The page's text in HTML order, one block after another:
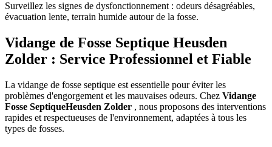
Surveillez les signes de dysfonctionnement : odeurs désagréables,
évacuation lente, terrain humide autour de la fosse.
Vidange de Fosse Septique Heusden
Zolder : Service Professionnel et Fiable
La vidange de fosse septique est essentielle pour éviter les
problèmes d'engorgement et les mauvaises odeurs. Chez Vidange
Fosse SeptiqueHeusden Zolder , nous proposons des interventions
rapides et respectueuses de l'environnement, adaptées à tous les
types de fosses.